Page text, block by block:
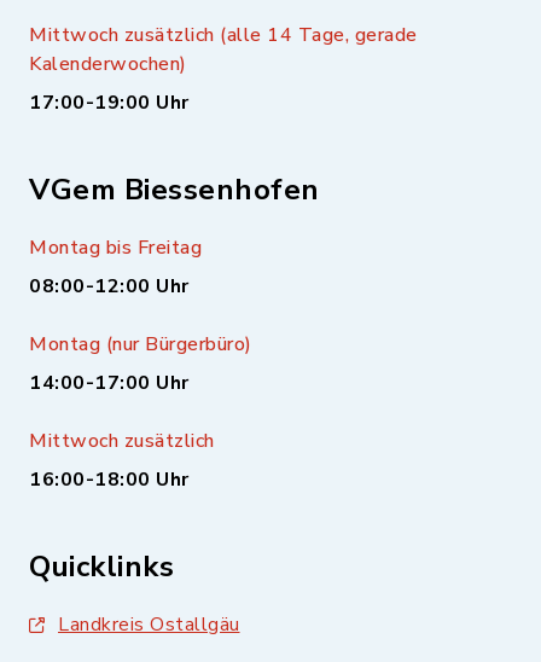
Mittwoch zusätzlich (alle 14 Tage, gerade
Kalenderwochen)
17:00-19:00 Uhr
VGem Biessenhofen
Montag bis Freitag
08:00-12:00 Uhr
Montag (nur Bürgerbüro)
14:00-17:00 Uhr
Mittwoch zusätzlich
16:00-18:00 Uhr
Quicklinks
Landkreis Ostallgäu